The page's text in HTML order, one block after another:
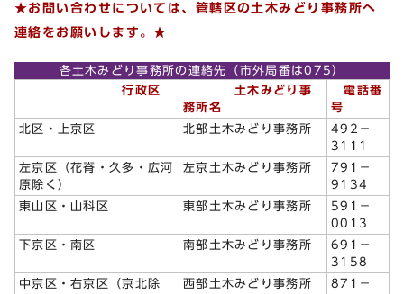
★お問い合わせについては、管轄区の土木みどり事務所へ
連絡をお願いします。★
各土木みどり事務所の連絡先（市外局番は075）
行政区
土木みどり事
務所名
電話番
号
北区・上京区
北部土木みどり事務所
492－
3111
左京区（花脊・久多・広河
原除く）
左京土木みどり事務所
791－
9134
東山区・山科区
東部土木みどり事務所
591－
0013
下京区・南区
南部土木みどり事務所
691－
3158
中京区・右京区（京北除
西部土木みどり事務所
871－